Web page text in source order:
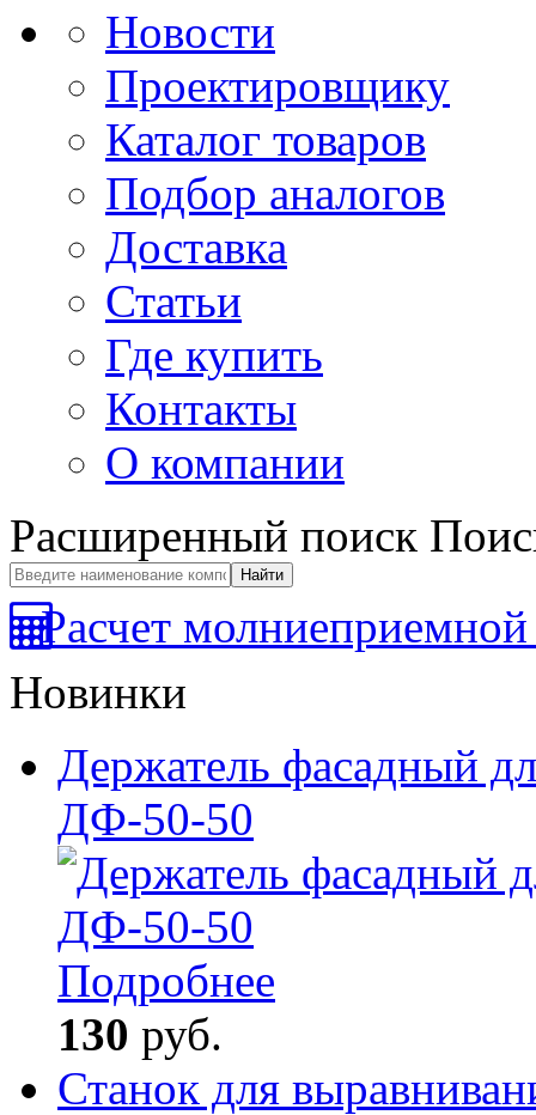
Новости
Проектировщику
Каталог товаров
Подбор аналогов
Доставка
Статьи
Где купить
Контакты
О компании
Расширенный поиск
Расчет
Новинки
Держатель фасадный
ДФ-50-50
Подробнее
130 руб.
Станок для